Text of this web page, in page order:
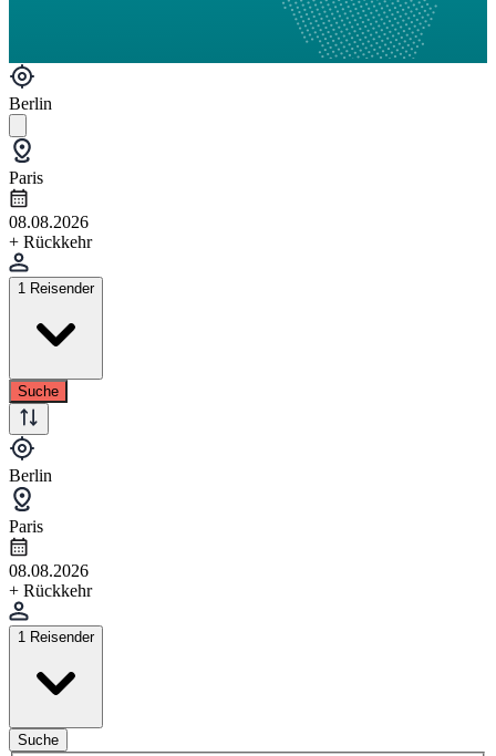
Berlin
Paris
08.08.2026
+ Rückkehr
1 Reisender
Suche
Berlin
Paris
08.08.2026
+ Rückkehr
1 Reisender
Suche